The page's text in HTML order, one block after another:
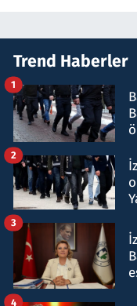
Trend Haberler
1
2
3
4